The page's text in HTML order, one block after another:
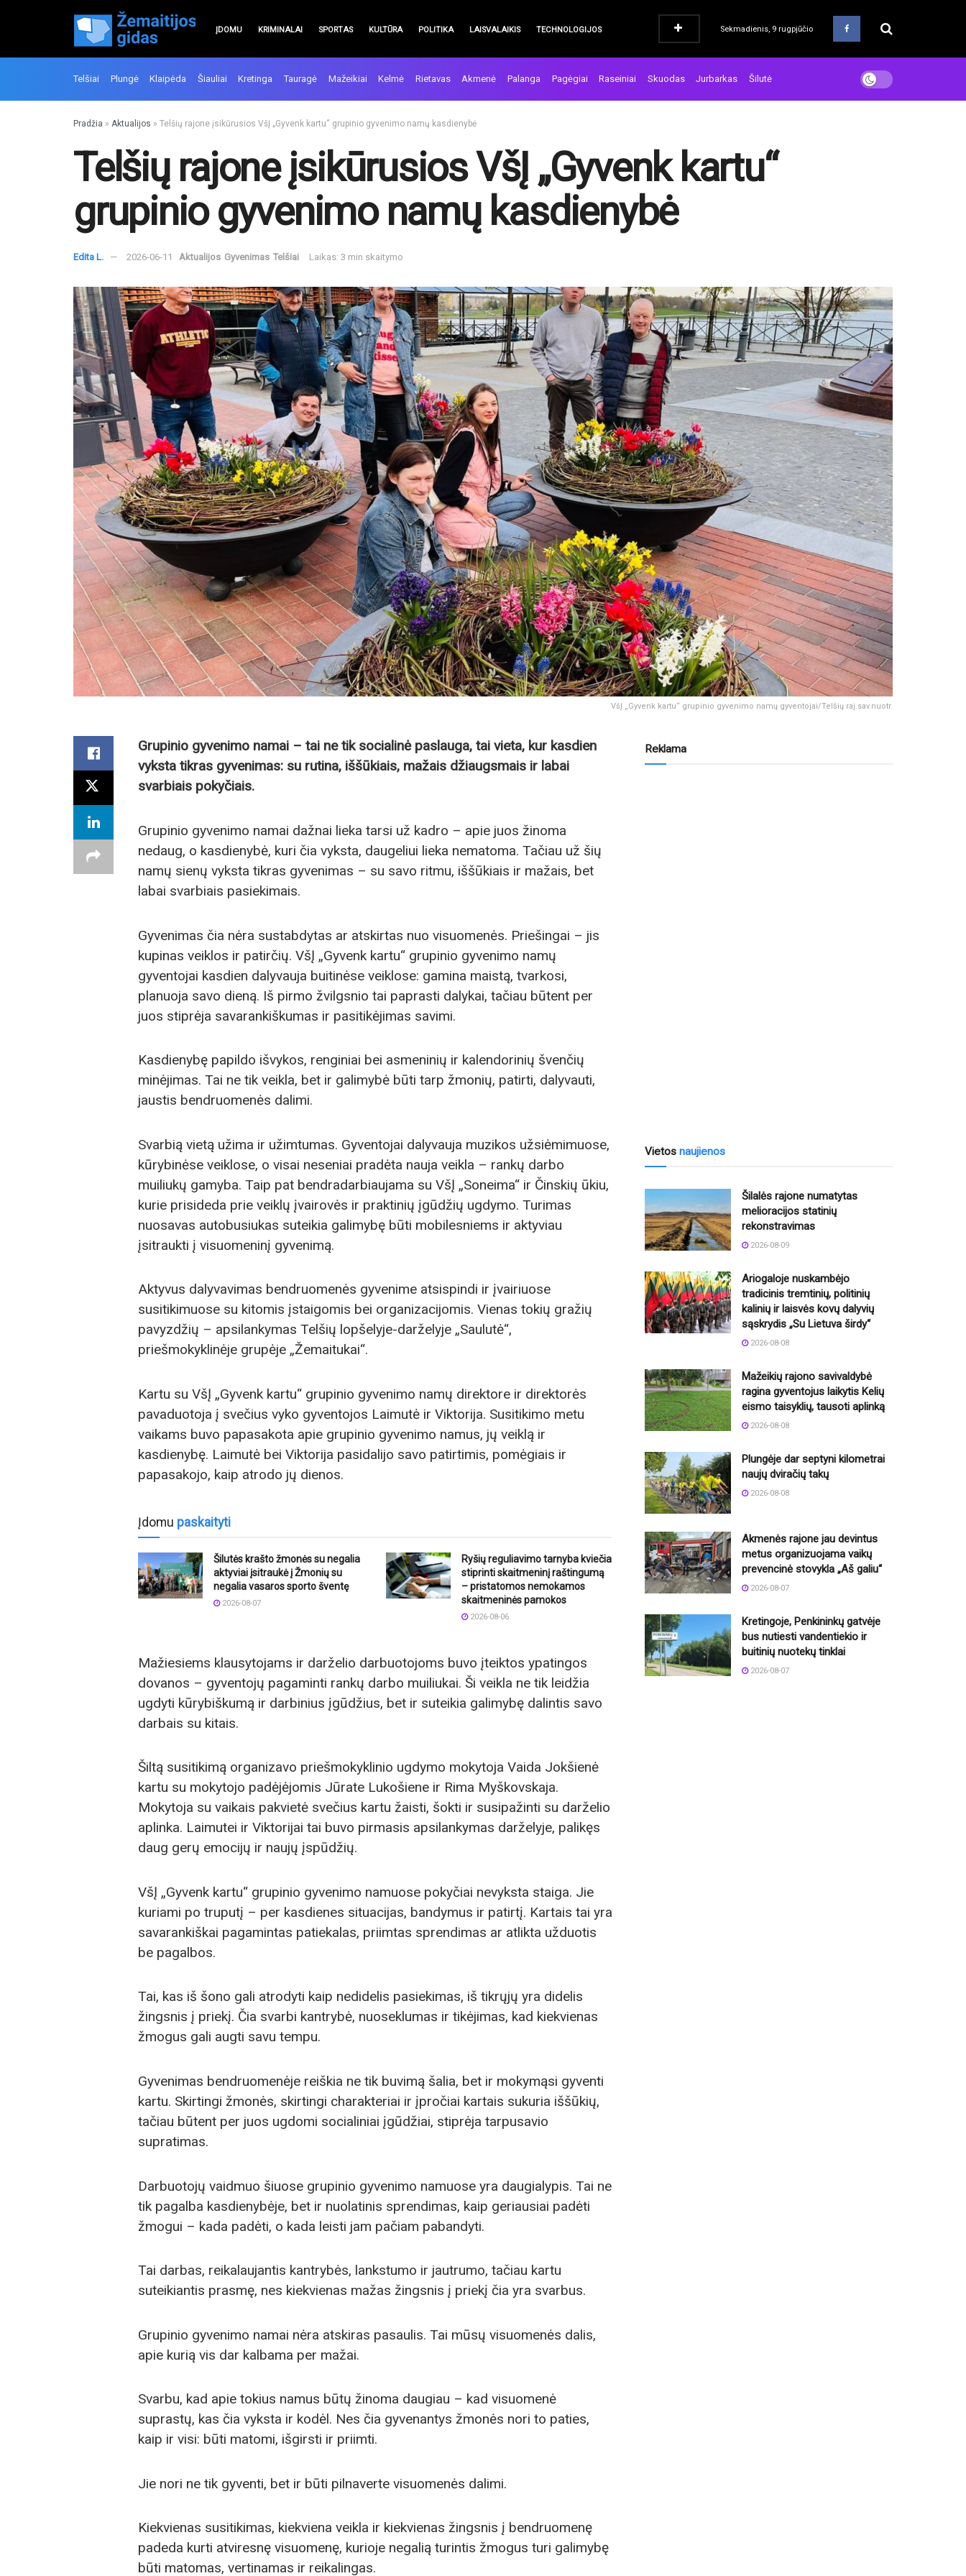
ĮDOMU KRIMINALAI SPORTAS KULTŪRA POLITIKA LAISVALAIKIS TECHNOLOGIJOS Sekmadienis, 9 rugpjūčio
Telšiai Plungė Klaipėda Šiauliai Kretinga Tauragė Mažeikiai Kelmė Rietavas Akmenė Palanga Pagėgiai Raseiniai Skuodas Jurbarkas Šilutė
Pradžia » Aktualijos » Telšių rajone įsikūrusios VšĮ „Gyvenk kartu“ grupinio gyvenimo namų kasdienybė
Telšių rajone įsikūrusios VšĮ „Gyvenk kartu“
grupinio gyvenimo namų kasdienybė
Edita L. 2026-06-11 Aktualijos Gyvenimas Telšiai Laikas: 3 min skaitymo
VšĮ „Gyvenk kartu“ grupinio gyvenimo namų gyventojai/Telšių raj.sav.nuotr.
Grupinio gyvenimo namai – tai ne tik socialinė paslauga, tai vieta, kur kasdien
vyksta tikras gyvenimas: su rutina, iššūkiais, mažais džiaugsmais ir labai
svarbiais pokyčiais.
Grupinio gyvenimo namai dažnai lieka tarsi už kadro – apie juos žinoma
nedaug, o kasdienybė, kuri čia vyksta, daugeliui lieka nematoma. Tačiau už šių
namų sienų vyksta tikras gyvenimas – su savo ritmu, iššūkiais ir mažais, bet
labai svarbiais pasiekimais.
Gyvenimas čia nėra sustabdytas ar atskirtas nuo visuomenės. Priešingai – jis
kupinas veiklos ir patirčių. VšĮ „Gyvenk kartu“ grupinio gyvenimo namų
gyventojai kasdien dalyvauja buitinėse veiklose: gamina maistą, tvarkosi,
planuoja savo dieną. Iš pirmo žvilgsnio tai paprasti dalykai, tačiau būtent per
juos stiprėja savarankiškumas ir pasitikėjimas savimi.
Kasdienybę papildo išvykos, renginiai bei asmeninių ir kalendorinių švenčių
minėjimas. Tai ne tik veikla, bet ir galimybė būti tarp žmonių, patirti, dalyvauti,
jaustis bendruomenės dalimi.
Svarbią vietą užima ir užimtumas. Gyventojai dalyvauja muzikos užsiėmimuose,
kūrybinėse veiklose, o visai neseniai pradėta nauja veikla – rankų darbo
muiliukų gamyba. Taip pat bendradarbiaujama su VšĮ „Soneima“ ir Činskių ūkiu,
kurie prisideda prie veiklų įvairovės ir praktinių įgūdžių ugdymo. Turimas
nuosavas autobusiukas suteikia galimybę būti mobilesniems ir aktyviau
įsitraukti į visuomeninį gyvenimą.
Aktyvus dalyvavimas bendruomenės gyvenime atsispindi ir įvairiuose
susitikimuose su kitomis įstaigomis bei organizacijomis. Vienas tokių gražių
pavyzdžių – apsilankymas Telšių lopšelyje-darželyje „Saulutė“,
priešmokyklinėje grupėje „Žemaitukai“.
Kartu su VšĮ „Gyvenk kartu“ grupinio gyvenimo namų direktore ir direktorės
pavaduotoja į svečius vyko gyventojos Laimutė ir Viktorija. Susitikimo metu
vaikams buvo papasakota apie grupinio gyvenimo namus, jų veiklą ir
kasdienybę. Laimutė bei Viktorija pasidalijo savo patirtimis, pomėgiais ir
papasakojo, kaip atrodo jų dienos.
Įdomu paskaityti
Šilutės krašto žmonės su negalia
aktyviai įsitraukė į Žmonių su
negalia vasaros sporto šventę
2026-08-07
Ryšių reguliavimo tarnyba kviečia
stiprinti skaitmeninį raštingumą
– pristatomos nemokamos
skaitmeninės pamokos
2026-08-06
Mažiesiems klausytojams ir darželio darbuotojoms buvo įteiktos ypatingos
dovanos – gyventojų pagaminti rankų darbo muiliukai. Ši veikla ne tik leidžia
ugdyti kūrybiškumą ir darbinius įgūdžius, bet ir suteikia galimybę dalintis savo
darbais su kitais.
Šiltą susitikimą organizavo priešmokyklinio ugdymo mokytoja Vaida Jokšienė
kartu su mokytojo padėjėjomis Jūrate Lukošiene ir Rima Myškovskaja.
Mokytoja su vaikais pakvietė svečius kartu žaisti, šokti ir susipažinti su darželio
aplinka. Laimutei ir Viktorijai tai buvo pirmasis apsilankymas darželyje, palikęs
daug gerų emocijų ir naujų įspūdžių.
VšĮ „Gyvenk kartu“ grupinio gyvenimo namuose pokyčiai nevyksta staiga. Jie
kuriami po truputį – per kasdienes situacijas, bandymus ir patirtį. Kartais tai yra
savarankiškai pagamintas patiekalas, priimtas sprendimas ar atlikta užduotis
be pagalbos.
Tai, kas iš šono gali atrodyti kaip nedidelis pasiekimas, iš tikrųjų yra didelis
žingsnis į priekį. Čia svarbi kantrybė, nuoseklumas ir tikėjimas, kad kiekvienas
žmogus gali augti savu tempu.
Gyvenimas bendruomenėje reiškia ne tik buvimą šalia, bet ir mokymąsi gyventi
kartu. Skirtingi žmonės, skirtingi charakteriai ir įpročiai kartais sukuria iššūkių,
tačiau būtent per juos ugdomi socialiniai įgūdžiai, stiprėja tarpusavio
supratimas.
Darbuotojų vaidmuo šiuose grupinio gyvenimo namuose yra daugialypis. Tai ne
tik pagalba kasdienybėje, bet ir nuolatinis sprendimas, kaip geriausiai padėti
žmogui – kada padėti, o kada leisti jam pačiam pabandyti.
Tai darbas, reikalaujantis kantrybės, lankstumo ir jautrumo, tačiau kartu
suteikiantis prasmę, nes kiekvienas mažas žingsnis į priekį čia yra svarbus.
Grupinio gyvenimo namai nėra atskiras pasaulis. Tai mūsų visuomenės dalis,
apie kurią vis dar kalbama per mažai.
Svarbu, kad apie tokius namus būtų žinoma daugiau – kad visuomenė
suprastų, kas čia vyksta ir kodėl. Nes čia gyvenantys žmonės nori to paties,
kaip ir visi: būti matomi, išgirsti ir priimti.
Jie nori ne tik gyventi, bet ir būti pilnaverte visuomenės dalimi.
Kiekvienas susitikimas, kiekviena veikla ir kiekvienas žingsnis į bendruomenę
padeda kurti atviresnę visuomenę, kurioje negalią turintis žmogus turi galimybę
būti matomas, vertinamas ir reikalingas.
Reklama
Vietos naujienos
Šilalės rajone numatytas
melioracijos statinių
rekonstravimas
2026-08-09
Ariogaloje nuskambėjo
tradicinis tremtinių, politinių
kalinių ir laisvės kovų dalyvių
sąskrydis „Su Lietuva širdy“
2026-08-08
Mažeikių rajono savivaldybė
ragina gyventojus laikytis Kelių
eismo taisyklių, tausoti aplinką
2026-08-08
Plungėje dar septyni kilometrai
naujų dviračių takų
2026-08-08
Akmenės rajone jau devintus
metus organizuojama vaikų
prevencinė stovykla „Aš galiu“
2026-08-07
Kretingoje, Penkininkų gatvėje
bus nutiesti vandentiekio ir
buitinių nuotekų tinklai
2026-08-07